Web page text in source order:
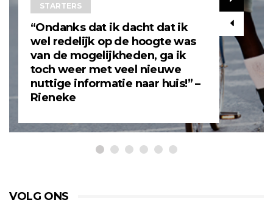
STARTERS
“Ondanks dat ik dacht dat ik
wel redelijk op de hoogte was
van de mogelijkheden, ga ik
toch weer met veel nieuwe
nuttige informatie naar huis!” –
Rieneke
VOLG ONS